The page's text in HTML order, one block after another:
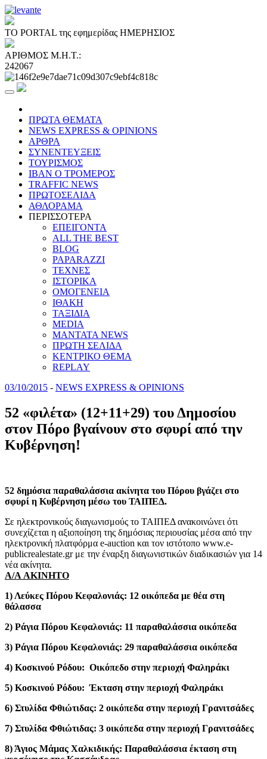
ΤΟ PORTAL της εφημερίδας ΗΜΕΡΗΣΙΟΣ
ΑΡΙΘΜΟΣ Μ.Η.Τ.:
242067
ΠΡΩΤΑ ΘΕΜΑΤΑ
NEWS EXPRESS & OPINIONS
ΑΡΘΡΑ
ΣΥΝΕΝΤΕΥΞΕΙΣ
ΤΟΥΡΙΣΜΟΣ
ΙΒΑΝ Ο ΤΡΟΜΕΡΟΣ
TRAFFIC NEWS
ΠΡΩΤΟΣΕΛΙΔΑ
ΑΘΛΟΡΑΜΑ
ΠΕΡΙΣΣΟΤΕΡΑ
ΕΠΕΙΓΟΝΤΑ
ALL THE BEST
BLOG
PAPARAZZI
ΤΕΧΝΕΣ
ΙΣΤΟΡΙΚΑ
ΟΜΟΓΕΝΕΙΑ
ΙΘΑΚΗ
ΤΑΞΙΔΙΑ
MEDIA
MANTATA NEWS
ΠΡΩΤΗ ΣΕΛΙΔΑ
ΚΕΝΤΡΙΚΟ ΘΕΜΑ
REPLAY
03/10/2015 - NEWS EXPRESS & OPINIONS
52 «φιλέτα» (12+11+29) του Δημοσίου
στον Πόρο βγαίνουν στο σφυρί από την
Kυβέρνηση!
52 δημόσια παραθαλάσσια ακίνητα του Πόρου βγάζει στο
σφυρί η Κυβέρνηση μέσω του ΤΑΙΠΕΔ.
Σε ηλεκτρονικούς διαγωνισμούς το ΤΑΙΠΕΔ ανακοινώνει ότι
συνεχίζεται η αξιοποίηση της δημόσιας περιουσίας μέσα από την
ηλεκτρονική πλατφόρμα e-auction και τον ιστότοπο www.e-
publicrealestate.gr με την έναρξη διαγωνιστικών διαδικασιών για 14
νέα ακίνητα.
Α/Α AKINHTO
1) Λεύκες Πόρου Κεφαλονιάς: 12 οικόπεδα με θέα στη
θάλασσα
2) Ράγια Πόρου Κεφαλονιάς: 11 παραθαλάσσια οικόπεδα
3) Ράγια Πόρου Κεφαλονιάς: 29 παραθαλάσσια οικόπεδα
4) Κοσκινού Ρόδου: Oικόπεδο στην περιοχή Φαληράκι
5) Κοσκινού Ρόδου: Έκταση στην περιοχή Φαληράκι
6) Στυλίδα Φθιώτιδας: 2 οικόπεδα στην περιοχή Γρανιτσάδες
7) Στυλίδα Φθιώτιδας: 3 οικόπεδα στην περιοχή Γρανιτσάδες
8) Άγιος Μάμας Χαλκιδικής: Παραθαλάσσια έκταση στη